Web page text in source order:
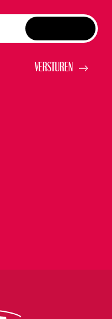
Versturen